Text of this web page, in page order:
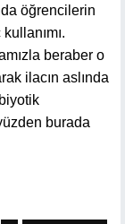
öğrencilerin
beraber o
ilacın aslında
burada